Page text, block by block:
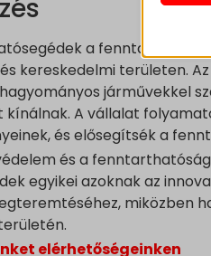
a
kereskedelmi területen.
járművekkel
A vállalat
és elősegítsék a
és a
egyikei azoknak az
miközben
elérhetőségeinken
wp-
tk_ai
_gcl_au
_gcl_aw
_gcl_gs
Ezek
Ez a